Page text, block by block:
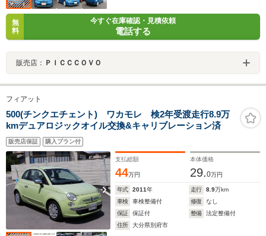
無
料
今すぐ在庫確認・見積依頼
電話する
販売店： ＰＩＣＣＣＯＶＯ
フィアット
500(チンクエチェント) ワカモレ 検2年受渡走行8.9万
kmデュアロジックオイル交換&キャリブレーション済
販売店保証 購入プラン付
支払総額
44万円
本体価格
29.0万円
年式 2011年 走行 8.9万km
車検
車検整備付 修復
なし
保証
保証付 整備
法定整備付
住所
大分県別府市